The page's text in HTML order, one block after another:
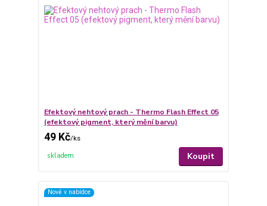
Efektový nehtový prach - Thermo Flash Effect 05
(efektový pigment, který mění barvu)
49 Kč/ks
skladem Koupit
Nově v nabídce